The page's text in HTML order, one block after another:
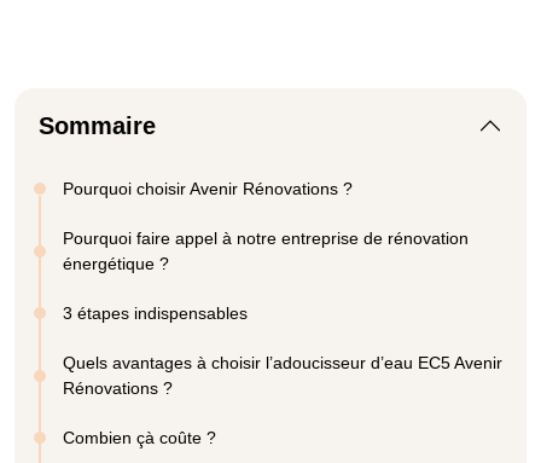
Sommaire
Pourquoi choisir Avenir Rénovations ?
Pourquoi faire appel à notre entreprise de rénovation
énergétique ?
3 étapes indispensables
Quels avantages à choisir l’adoucisseur d’eau EC5 Avenir
Rénovations ?
Combien çà coûte ?